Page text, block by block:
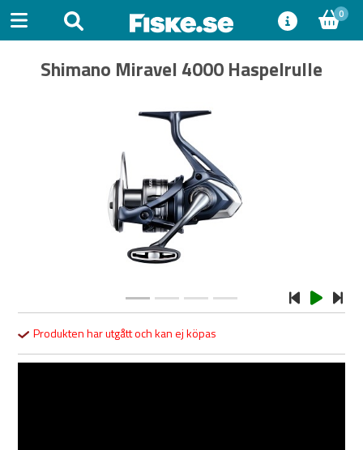
0
Shimano Miravel 4000 Haspelrulle
Produkten har utgått och kan ej köpas